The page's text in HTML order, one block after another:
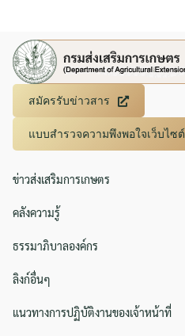
Search
for:
สมัครรับข่าวสาร
แบบสำรวจความพึงพอใจเว็บไซต์
ข่าวส่งเสริมการเกษตร
คลังความรู้
ธรรมาภิบาลองค์กร
ลิงก์อื่นๆ
แนวทางการปฏิบัติงานของเจ้าหน้าที่